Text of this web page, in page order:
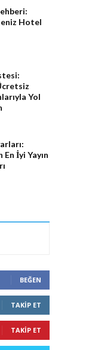
Hotel
Yol
İyi Yayın
BEĞEN
TAKIP ET
TAKIP ET